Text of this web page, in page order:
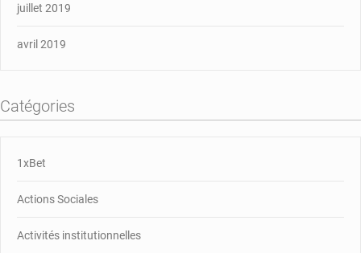
juillet 2019
avril 2019
Catégories
1xBet
Actions Sociales
Activités institutionnelles